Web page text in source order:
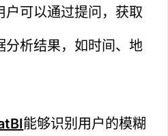
户可以通过提问，获取
分析结果，如时间、地
能够识别用户的模糊